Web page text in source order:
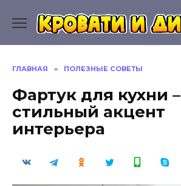
содержанию
ГЛАВНАЯ » ПОЛЕЗНЫЕ СОВЕТЫ
Фартук для кухни –
стильный акцент
интерьера